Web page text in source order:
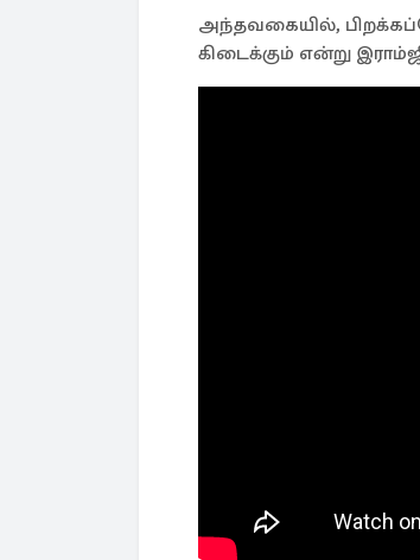
அந்தவகையில்,
கிடைக்கும் என்று